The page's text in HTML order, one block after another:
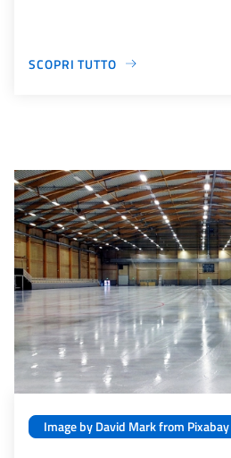
SCOPRI TUTTO
Image by David Mark from Pixabay